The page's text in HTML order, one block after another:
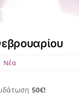
Νέα
50€!